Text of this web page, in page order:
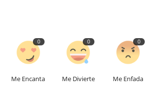
0
Me Encanta
0
Me Divierte
0
Me Enfada